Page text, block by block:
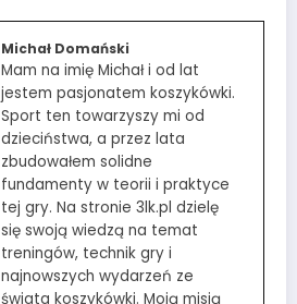
Michał Domański
Mam na imię Michał i od lat
jestem pasjonatem koszykówki.
Sport ten towarzyszy mi od
dzieciństwa, a przez lata
zbudowałem solidne
fundamenty w teorii i praktyce
tej gry. Na stronie 3lk.pl dzielę
się swoją wiedzą na temat
treningów, technik gry i
najnowszych wydarzeń ze
świata koszykówki. Moją misją